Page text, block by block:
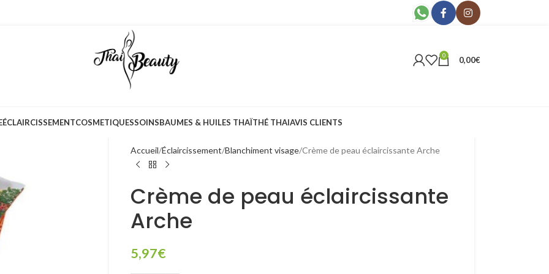
0 0,00€
ÉCLAIRCISSEMENTCOSMETIQUESSOINSBAUMES & HUILES THAÏTHÉ THAIAVIS CLIENTS
Accueil Éclaircissement Blanchiment visage Crème de peau éclaircissante Arche
Crème de peau éclaircissante
Arche
5,97€